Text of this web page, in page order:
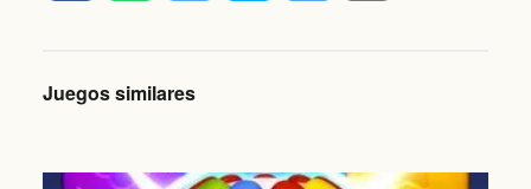
Juegos similares